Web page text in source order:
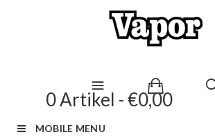
0 Artikel - €0,00
MOBILE MENU